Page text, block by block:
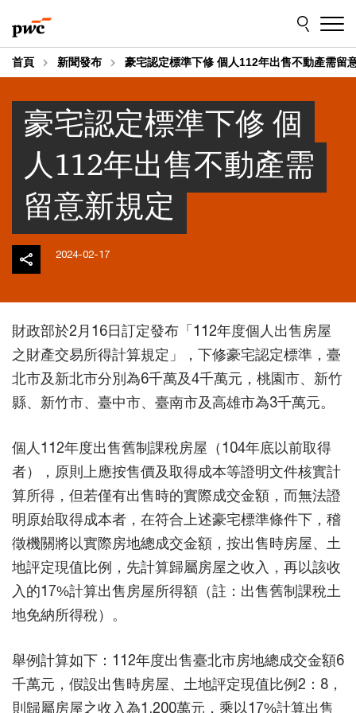
to
content
to
footer
首頁 新聞發布 豪宅認定標準下修 個人112年出售不動產需留
豪宅認定標準下修 個
人112年出售不動產需
留意新規定
2024-02-17
財政部於2月16日訂定發布「112年度個人出售房屋
之財產交易所得計算規定」，下修豪宅認定標準，臺
北市及新北市分別為6千萬及4千萬元，桃園市、新竹
縣、新竹市、臺中市、臺南市及高雄市為3千萬元。
個人112年度出售舊制課稅房屋（104年底以前取得
者），原則上應按售價及取得成本等證明文件核實計
算所得，但若僅有出售時的實際成交金額，而無法證
明原始取得成本者，在符合上述豪宅標準條件下，稽
徵機關將以實際房地總成交金額，按出售時房屋、土
地評定現值比例，先計算歸屬房屋之收入，再以該收
入的17%計算出售房屋所得額（註：出售舊制課稅土
地免納所得稅）。
舉例計算如下：112年度出售臺北市房地總成交金額6
千萬元，假設出售時房屋、土地評定現值比例2：8，
則歸屬房屋之收入為1,200萬元，乘以17%計算出售